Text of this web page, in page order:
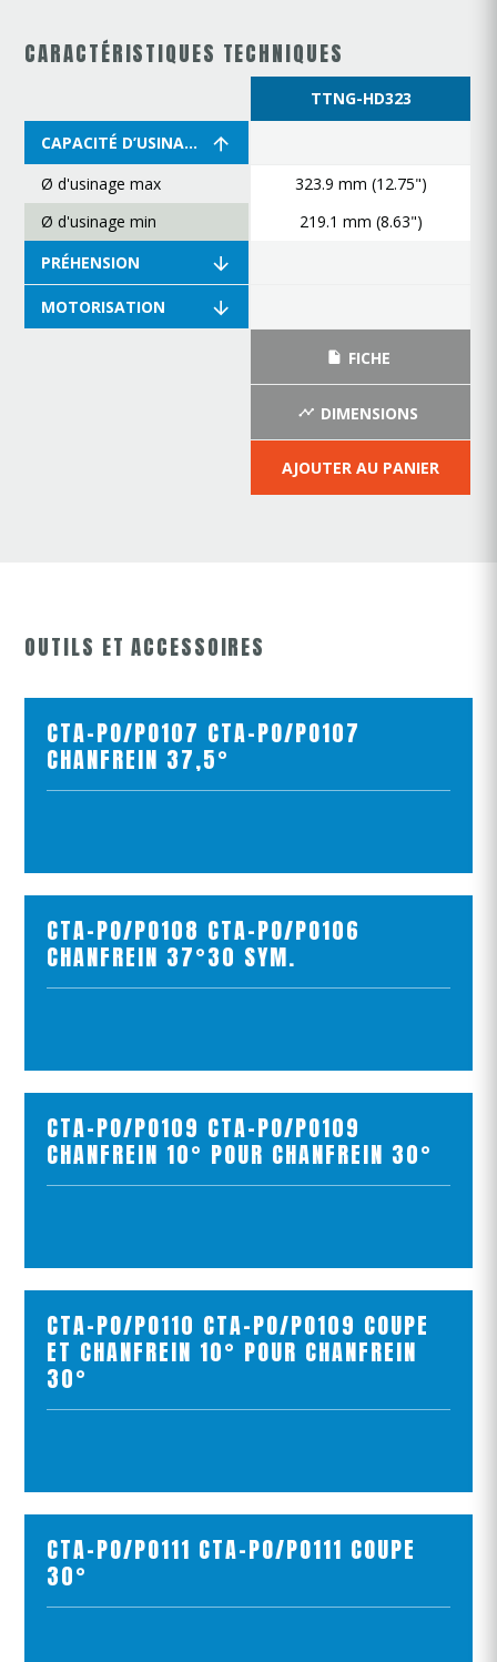
CARACTÉRISTIQUES TECHNIQUES
CAPACITÉ D’USINAGE
Ø d'usinage max
Ø d'usinage min
PRÉHENSION
MOTORISATION
TTNG-HD323
323.9 mm (12.75")
219.1 mm (8.63")
FICHE
DIMENSIONS
AJOUTER AU PANIER
OUTILS ET ACCESSOIRES
CTA-PO/PO107 CTA-PO/PO107
CHANFREIN 37,5°
CTA-PO/PO108 CTA-PO/PO106
CHANFREIN 37°30 SYM.
CTA-PO/PO109 CTA-PO/PO109
CHANFREIN 10° POUR CHANFREIN 30°
CTA-PO/PO110 CTA-PO/PO109 COUPE
ET CHANFREIN 10° POUR CHANFREIN
30°
CTA-PO/PO111 CTA-PO/PO111 COUPE
30°